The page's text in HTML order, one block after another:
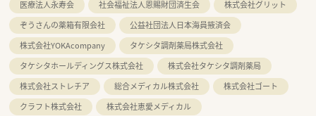
医療法人永寿会
社会福祉法人恩賜財団済生会
株式会社グリット
ぞうさんの薬箱有限会社
公益社団法人日本海員掖済会
株式会社YOKAcompany
タケシタ調剤薬局株式会社
タケシタホールディングス株式会社
株式会社タケシタ調剤薬局
株式会社ストレチア
総合メディカル株式会社
株式会社ゴート
クラフト株式会社
株式会社恵愛メディカル